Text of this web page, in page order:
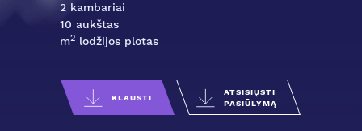
2 kambariai
10 aukštas
m2 lodžijos plotas
KLAUSTI
ATSISIŲSTI
PASIŪLYMĄ